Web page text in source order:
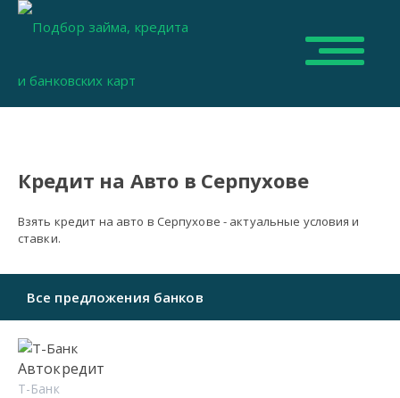
Кредит на Авто в Серпухове
Взять кредит на авто в Серпухове - актуальные условия и
ставки.
Все предложения банков
Автокредит
Т-Банк